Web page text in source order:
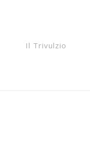
Il Trivulzio